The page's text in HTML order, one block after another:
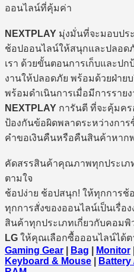
ออนไลน์ที่คุ้มค่า
NEXTPLAY มุ่งมั่นที่จะมอบป
ช้อปออนไลน์ให้สนุกและปลอ
เรา ด้วยขั้นตอนการเก็บและป
งานให้ปลอดภัย พร้อมด้วยฝ่าย
พร้อมดำเนินการเมื่อมีการราย
NEXTPLAY การันตี ที่จะคุ้มค
ป้องกันข้อผิดพลาดระหว่างกา
คำขอเงินคืนหรือคืนสินค้าหาก
คัดสรรสินค้าคุณภาพทุกประเ
ตามใจ
ช้อปง่าย ช้อปสนุก! ให้ทุกการช้
ทุกการสั่งของออนไลน์เป็นเรื่อง
สินค้าทุกประเภทเกี่ยวกับคอมพิ
LG ให้คุณเลือกซื้อออนไลน์ได้ต
Gaming Gear
Bag Monitor
Keyboard & Mouse
Battery